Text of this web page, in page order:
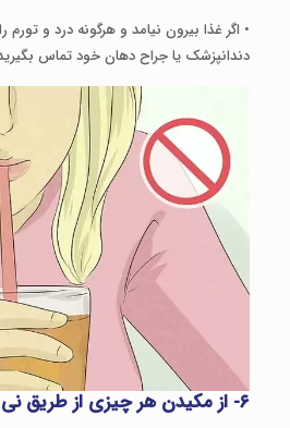
• اگر غذا بیرون نیامد و هرگونه درد و تورم
دندانپزشک یا جراح دهان خود تماس
۶- از مکیدن هر چیزی از طریق نی پرهیز کنید.